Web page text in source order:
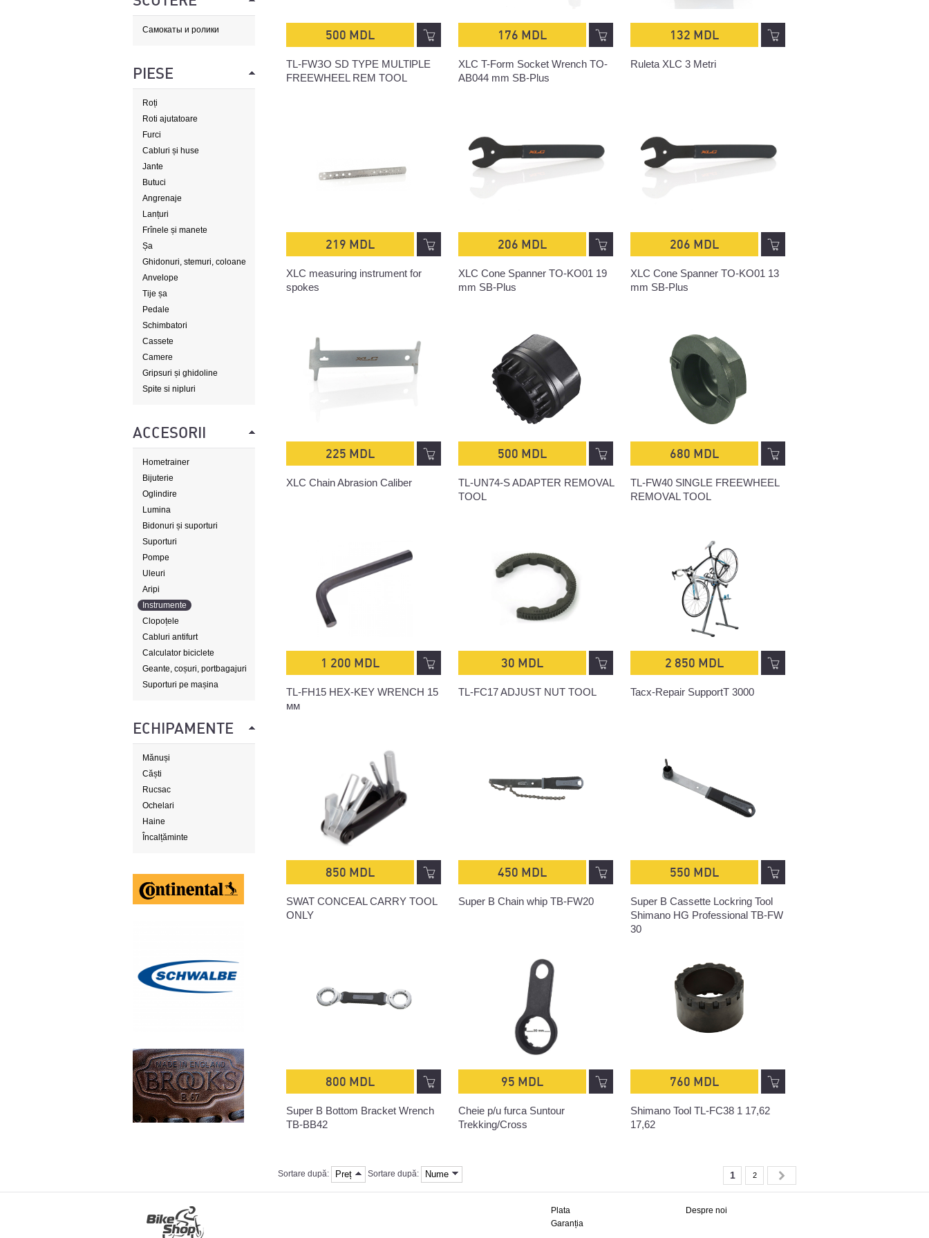
Самокаты и ролики
PIESE
Roți
Roti ajutatoare
Furci
Cabluri și huse
Jante
Butuci
Angrenaje
Lanțuri
Frînele și manete
Șa
Ghidonuri, stemuri, coloane
de direcție
Anvelope
Tije șa
Pedale
Schimbatori
Cassete
Camere
Gripsuri și ghidoline
Spite si nipluri
ACCESORII
Hometrainer
Bijuterie
Oglindire
Lumina
Bidonuri și suporturi
Suporturi
Pompe
Uleuri
Aripi
Instrumente
Clopoțele
Cabluri antifurt
Calculator biciclete
Geante, coșuri, portbagajuri
Suporturi pe mașina
ECHIPAMENTE
Mănuși
Căști
Rucsac
Ochelari
Haine
Încalțăminte
500 MDL
ТL-FWЗО SD TYPE MULTlPLE
FREEWHEEL REM TOOL
176 MDL
XLC T-Form Socket Wrench TO-
AB044 mm SB-Plus
132 MDL
Ruleta XLC 3 Metri
219 MDL
XLC measuring instrument for
spokes
206 MDL
XLC Cone Spanner TO-KO01 19
mm SB-Plus
206 MDL
XLC Cone Spanner TO-KO01 13
mm SB-Plus
225 MDL
XLC Chain Abrasion Caliber
500 MDL
TL-UN74-S ADAPTER REMOVAL
TOOL
680 MDL
TL-FW40 SlNGLE FREEWHEEL
REMOVAL TOOL
1 200 MDL
TL-FH15 HEX-KEY WRENCH 15
мм
30 MDL
TL-FC17 ADJUST NUT TOOL
2 850 MDL
Tacx-Repair SupportT 3000
850 MDL
SWAT CONCEAL CARRY TOOL
ONLY
450 MDL
Super B Chain whip TB-FW20
550 MDL
Super B Cassette Lockring Tool
Shimano HG Professional TB-FW
30
800 MDL
Super B Bottom Bracket Wrench
TB-BB42
95 MDL
Cheie p/u furca Suntour
Trekking/Cross
760 MDL
Shimano Tool TL-FC38 1 17,62
17,62
Sortare după: Preț Sortare după: Nume 1 2
Despre noi
Plata
Garanția